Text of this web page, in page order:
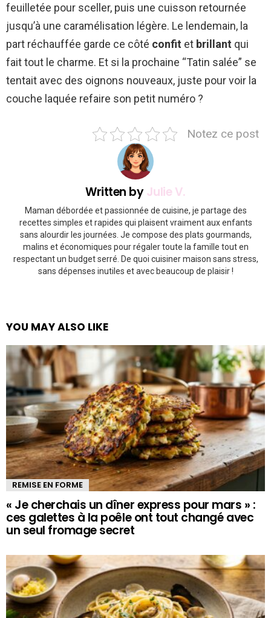
feuilletée pour sceller, puis une cuisson retournée
jusqu’à une caramélisation légère. Le lendemain, la
part réchauffée garde ce côté confit et brillant qui
fait tout le charme. Et si la prochaine “Tatin salée” se
tentait avec des oignons nouveaux, juste pour voir la
couche laquée refaire son petit numéro ?
Notez ce post
Written byJulie V.
Maman débordée et passionnée de cuisine, je partage des
recettes simples et rapides qui plaisent vraiment aux enfants
sans alourdir les journées. Je compose des plats gourmands,
malins et économiques pour régaler toute la famille tout en
respectant un budget serré. De quoi cuisiner maison sans stress,
sans dépenses inutiles et avec beaucoup de plaisir !
YOU MAY ALSO LIKE
REMISE EN FORME
« Je cherchais un dîner express pour mars » :
ces galettes à la poêle ont tout changé avec
un seul fromage secret